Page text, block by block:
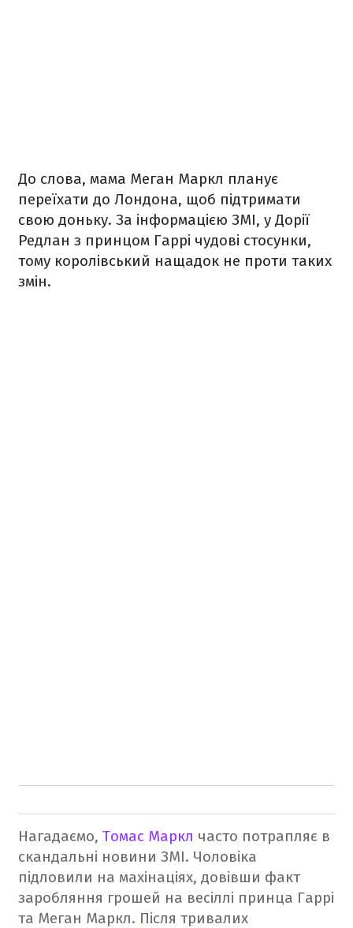
До слова, мама Меган Маркл планує
переїхати до Лондона, щоб підтримати
свою доньку. За інформацією ЗМІ, у Дорії
Редлан з принцом Гаррі чудові стосунки,
тому королівський нащадок не проти таких
змін.
Нагадаємо, Томас Маркл часто потрапляє в
скандальні новини ЗМІ. Чоловіка
підловили на махінаціях, довівши факт
заробляння грошей на весіллі принца Гаррі
та Меган Маркл. Після тривалих